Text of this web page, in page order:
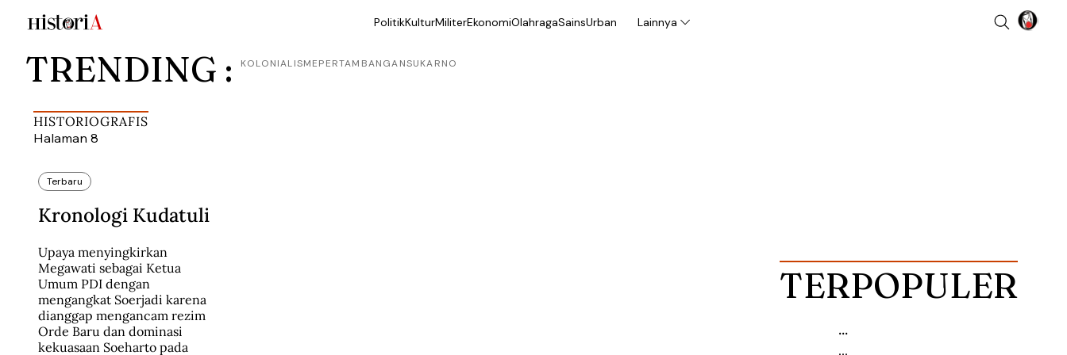
PolitikKulturMiliterEkonomiOlahragaSainsUrban Lainnya
HISTORIOGRAFIS
Halaman 8
Terbaru
Kronologi Kudatuli
Upaya menyingkirkan
Megawati sebagai Ketua
Umum PDI dengan
mengangkat Soerjadi karena
dianggap mengancam rezim
Orde Baru dan dominasi
kekuasaan Soeharto pada
TERPOPULER
...
...
TRENDING : KOLONIALISMEPERTAMBANGANSUKARNO